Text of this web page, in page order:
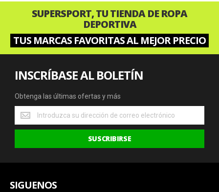
SUPERSPORT, TU TIENDA DE ROPA
DEPORTIVA
TUS MARCAS FAVORITAS AL MEJOR PRECIO
INSCRÍBASE AL BOLETÍN
Obtenga las últimas ofertas y más
Obtenga
las
últimas
y
SUSCRIBIRSE
SIGUENOS